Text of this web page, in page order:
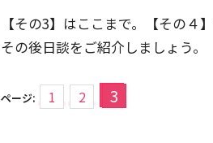
【その3】はここまで。【その４
その後日談をご紹介しましょう。
ページ: 1 2 3